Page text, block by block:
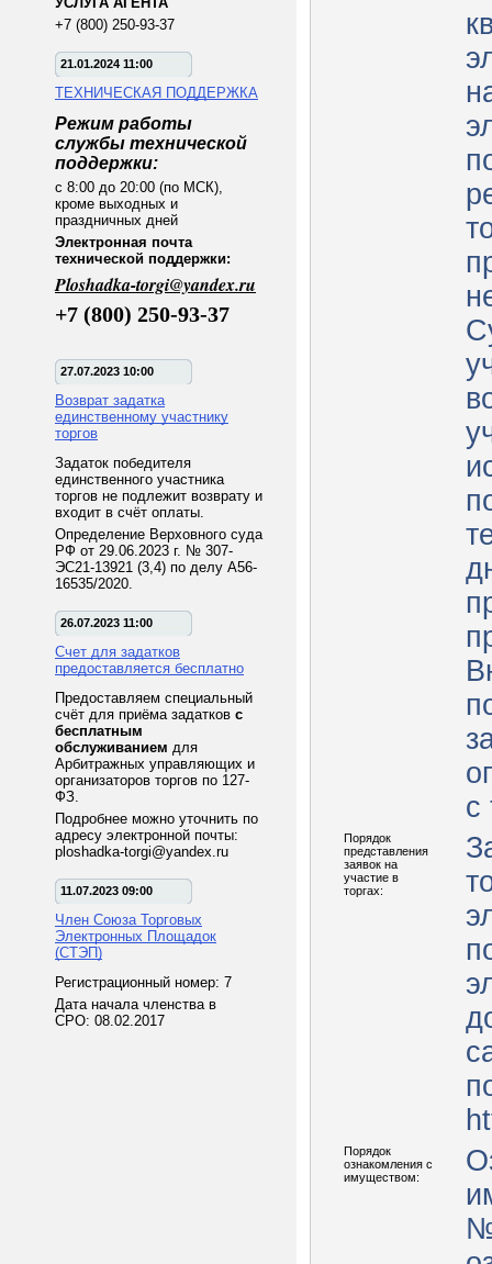
+7 (800) 250-93-37
21.01.2024 11:00
ТЕХНИЧЕСКАЯ ПОДДЕРЖКА
Режим работы
службы технической
поддержки:
с 8:00 до 20:00 (по МСК),
кроме выходных и
праздничных дней
Электронная почта
технической поддержки:
Ploshadka-torgi@yandex.ru
+7 (800) 250-93-37
27.07.2023 10:00
Возврат задатка
единственному участнику
торгов
Задаток победителя
единственного участника
торгов не подлежит возврату и
входит в счёт оплаты.
Определение Верховного суда
РФ от 29.06.2023 г. № 307-
ЭС21-13921 (3,4) по делу А56-
16535/2020.
26.07.2023 11:00
Счет для задатков
предоставляется бесплатно
Предоставляем специальный
счёт для приёма задатков с
бесплатным
обслуживанием для
Арбитражных управляющих и
организаторов торгов по 127-
ФЗ.
Подробнее можно уточнить по
адресу электронной почты:
ploshadka-torgi@yandex.ru
11.07.2023 09:00
Член Союза Торговых
Электронных Площадок
(СТЭП)
Регистрационный номер: 7
Дата начала членства в
СРО: 08.02.2017
с
Порядок
представления
заявок на
участие в
торгах:
Порядок
ознакомления с
имуществом: